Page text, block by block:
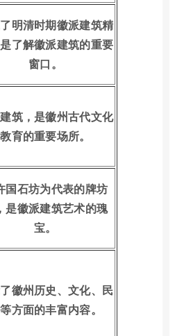
明清时期徽派建筑精
了解徽派建筑的重要
窗口。
筑，是徽州古代文化
教育的重要场所。
国石坊为代表的牌坊
是徽派建筑艺术的瑰
宝。
徽州历史、文化、民
方面的丰富内容。